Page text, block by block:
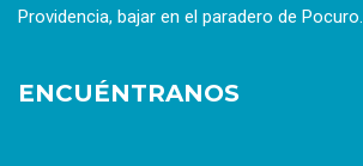
Providencia, bajar en el paradero de Pocuro.
ENCUÉNTRANOS